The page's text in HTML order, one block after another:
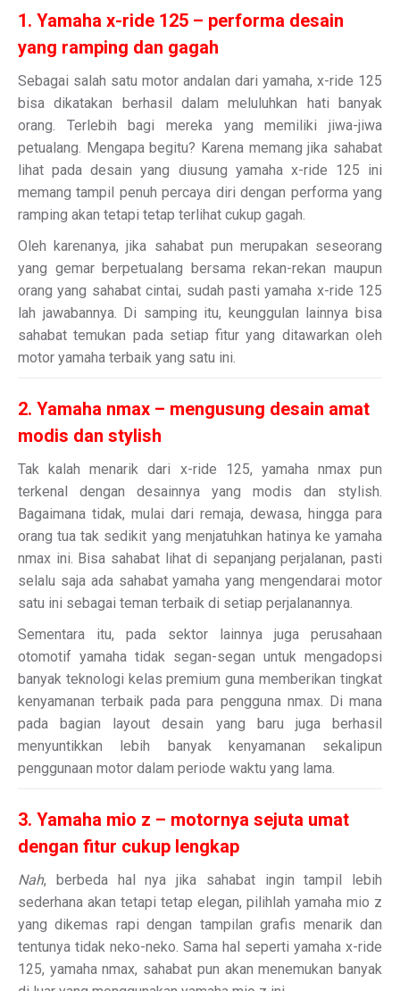
1. Yamaha x-ride 125 – performa desain
yang ramping dan gagah
Sebagai salah satu motor andalan dari yamaha, x-ride 125
bisa dikatakan berhasil dalam meluluhkan hati banyak
orang. Terlebih bagi mereka yang memiliki jiwa-jiwa
petualang. Mengapa begitu? Karena memang jika sahabat
lihat pada desain yang diusung yamaha x-ride 125 ini
memang tampil penuh percaya diri dengan performa yang
ramping akan tetapi tetap terlihat cukup gagah.
Oleh karenanya, jika sahabat pun merupakan seseorang
yang gemar berpetualang bersama rekan-rekan maupun
orang yang sahabat cintai, sudah pasti yamaha x-ride 125
lah jawabannya. Di samping itu, keunggulan lainnya bisa
sahabat temukan pada setiap fitur yang ditawarkan oleh
motor yamaha terbaik yang satu ini.
2. Yamaha nmax – mengusung desain amat
modis dan stylish
Tak kalah menarik dari x-ride 125, yamaha nmax pun
terkenal dengan desainnya yang modis dan stylish.
Bagaimana tidak, mulai dari remaja, dewasa, hingga para
orang tua tak sedikit yang menjatuhkan hatinya ke yamaha
nmax ini. Bisa sahabat lihat di sepanjang perjalanan, pasti
selalu saja ada sahabat yamaha yang mengendarai motor
satu ini sebagai teman terbaik di setiap perjalanannya.
Sementara itu, pada sektor lainnya juga perusahaan
otomotif yamaha tidak segan-segan untuk mengadopsi
banyak teknologi kelas premium guna memberikan tingkat
kenyamanan terbaik pada para pengguna nmax. Di mana
pada bagian layout desain yang baru juga berhasil
menyuntikkan lebih banyak kenyamanan sekalipun
penggunaan motor dalam periode waktu yang lama.
3. Yamaha mio z – motornya sejuta umat
dengan fitur cukup lengkap
Nah, berbeda hal nya jika sahabat ingin tampil lebih
sederhana akan tetapi tetap elegan, pilihlah yamaha mio z
yang dikemas rapi dengan tampilan grafis menarik dan
tentunya tidak neko-neko. Sama hal seperti yamaha x-ride
125, yamaha nmax, sahabat pun akan menemukan banyak